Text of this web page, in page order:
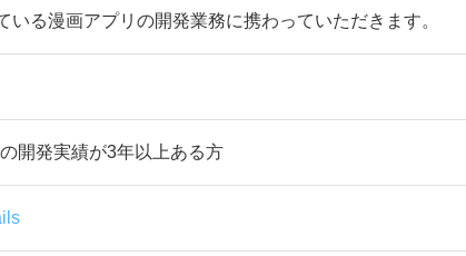
いる漫画アプリの開発業務に携わっていただきます。
開発実績が3年以上ある方